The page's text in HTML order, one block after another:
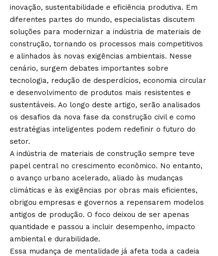
inovação, sustentabilidade e eficiência produtiva. Em
diferentes partes do mundo, especialistas discutem
soluções para modernizar a indústria de materiais de
construção, tornando os processos mais competitivos
e alinhados às novas exigências ambientais. Nesse
cenário, surgem debates importantes sobre
tecnologia, redução de desperdícios, economia circular
e desenvolvimento de produtos mais resistentes e
sustentáveis. Ao longo deste artigo, serão analisados
os desafios da nova fase da construção civil e como
estratégias inteligentes podem redefinir o futuro do
setor.
A indústria de materiais de construção sempre teve
papel central no crescimento econômico. No entanto,
o avanço urbano acelerado, aliado às mudanças
climáticas e às exigências por obras mais eficientes,
obrigou empresas e governos a repensarem modelos
antigos de produção. O foco deixou de ser apenas
quantidade e passou a incluir desempenho, impacto
ambiental e durabilidade.
Essa mudança de mentalidade já afeta toda a cadeia